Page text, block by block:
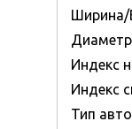
Ширина/
Индекс
Индекс
Тип